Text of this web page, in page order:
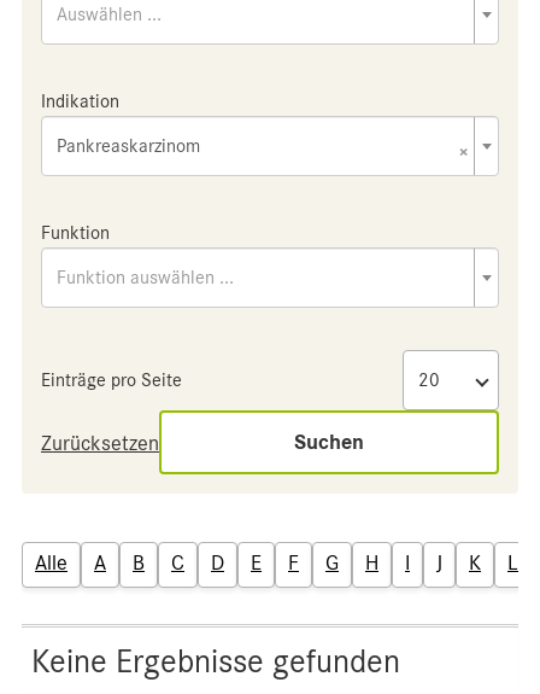
Auswählen ...
Indikation
×
Pankreaskarzinom
Funktion
Funktion auswählen ...
Einträge pro Seite
Zurücksetzen Suchen
Alle A B C D E F G H I J K L
Keine Ergebnisse gefunden